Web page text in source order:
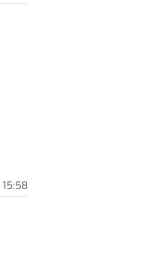
15:58